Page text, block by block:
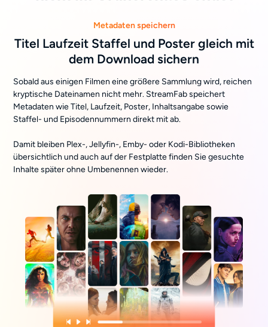
Metadaten speichern
Titel Laufzeit Staffel und Poster gleich mit
dem Download sichern
Sobald aus einigen Filmen eine größere Sammlung wird, reichen
kryptische Dateinamen nicht mehr. StreamFab speichert
Metadaten wie Titel, Laufzeit, Poster, Inhaltsangabe sowie
Staffel- und Episodennummern direkt mit ab.
Damit bleiben Plex-, Jellyfin-, Emby- oder Kodi-Bibliotheken
übersichtlich und auch auf der Festplatte finden Sie gesuchte
Inhalte später ohne Umbenennen wieder.